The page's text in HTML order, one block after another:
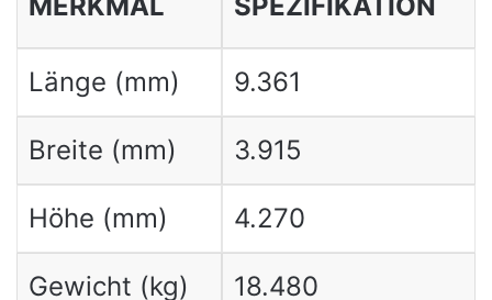
Länge (mm) 9.361
Breite (mm) 3.915
Höhe (mm) 4.270
Gewicht (kg) 18.480